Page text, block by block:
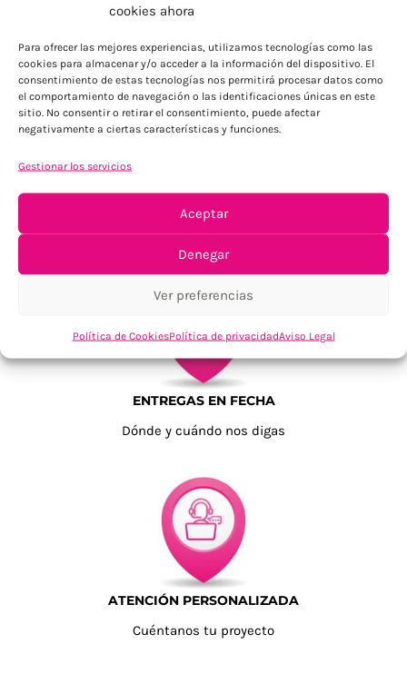
cookies ahora
Para ofrecer las mejores experiencias, utilizamos tecnologías como las
cookies para almacenar y/o acceder a la información del dispositivo. El
consentimiento de estas tecnologías nos permitirá procesar datos como
el comportamiento de navegación o las identificaciones únicas en este
sitio. No consentir o retirar el consentimiento, puede afectar
negativamente a ciertas características y funciones.
Gestionar los servicios
Aceptar
Denegar
Ver preferencias
Política de CookiesPolítica de privacidadAviso Legal
Tu confianza, nuestro objetivo
ENTREGAS EN FECHA
Dónde y cuándo nos digas
ATENCIÓN PERSONALIZADA
Cuéntanos tu proyecto